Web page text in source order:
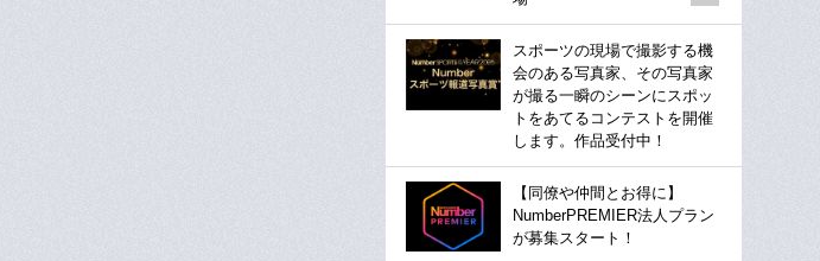
スポーツの現場で撮影する機
会のある写真家、その写真家
が撮る一瞬のシーンにスポッ
トをあてるコンテストを開催
します。作品受付中！
【同僚や仲間とお得に】
NumberPREMIER法人プラン
が募集スタート！